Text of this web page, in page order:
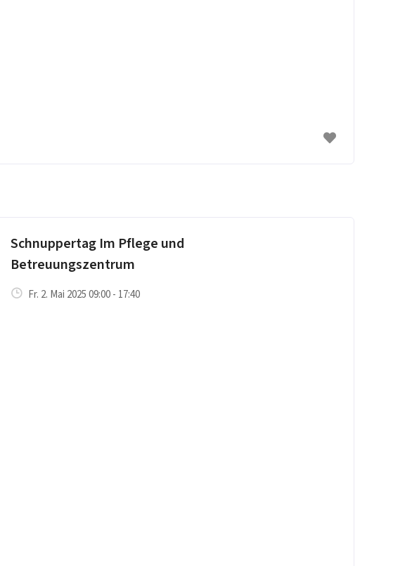
Schnuppertag Im Pflege und
Betreuungszentrum
Fr. 2. Mai 2025 09:00 - 17:40